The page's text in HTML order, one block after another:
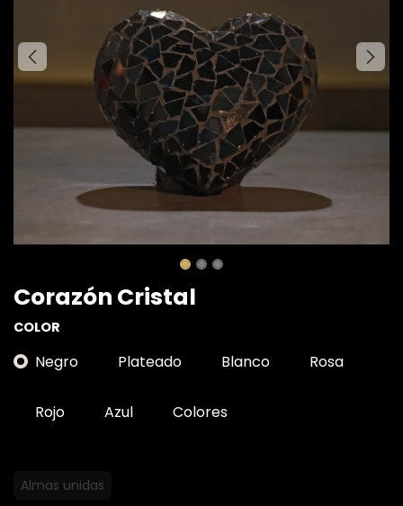
Corazón Cristal
COLOR
Negro Plateado Blanco Rosa
Rojo Azul Colores
Almas unidas